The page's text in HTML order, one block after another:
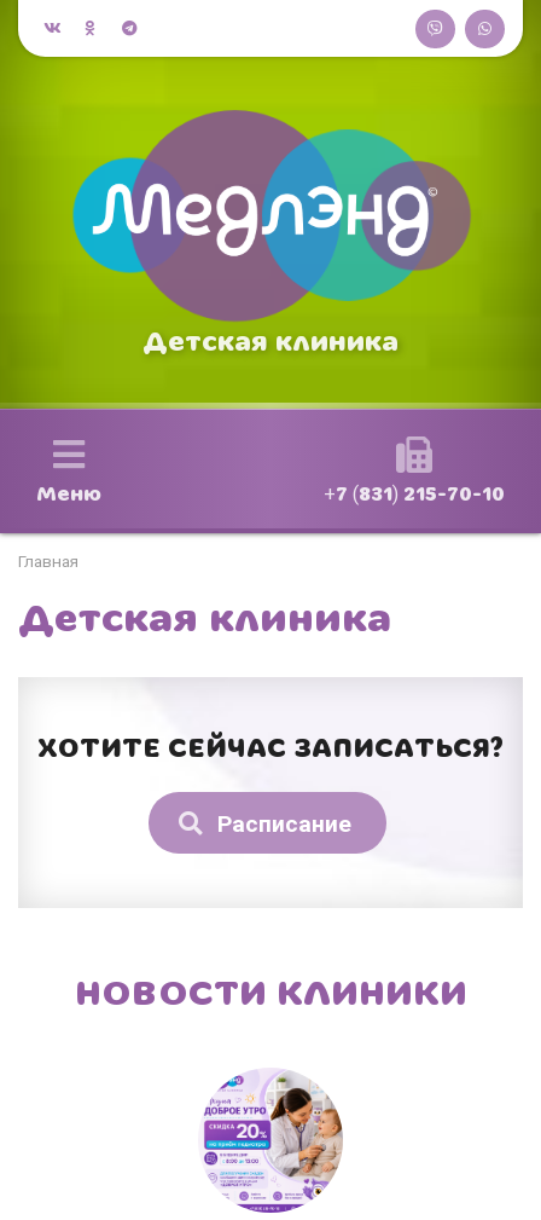
Детская клиника
Меню +7 (831) 215-70-10
Главная
Детская клиника
ХОТИТЕ СЕЙЧАС ЗАПИСАТЬСЯ?
Расписание
НОВОСТИ КЛИНИКИ